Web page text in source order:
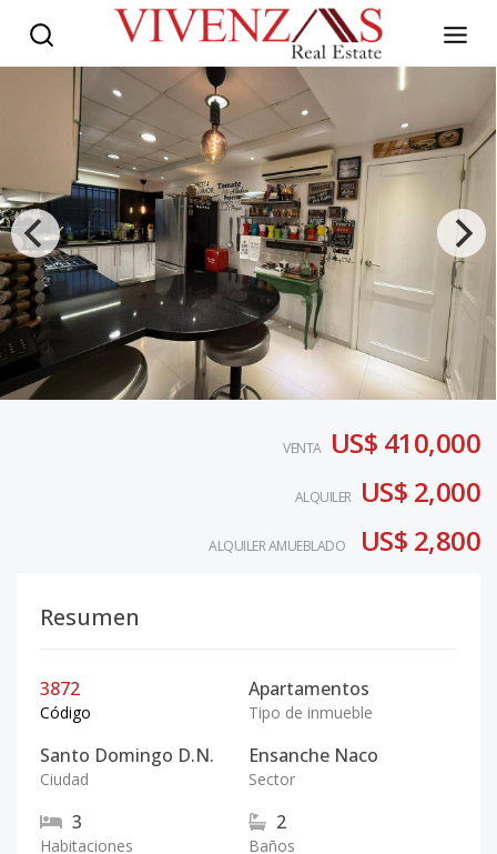
VENTA US$ 410,000
ALQUILER US$ 2,000
ALQUILER AMUEBLADO US$ 2,800
Resumen
3872
Código
Apartamentos
Tipo de inmueble
Santo Domingo D.N.
Ciudad
Ensanche Naco
Sector
3
Habitaciones
2
Baños